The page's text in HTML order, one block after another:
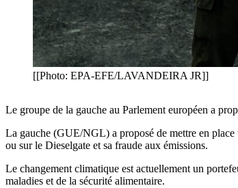
[[Photo: EPA-EFE/LAVANDEIRA JR]]
Le groupe de la gauche au Parlement européen a
La gauche (GUE/NGL) a proposé de mettre en
ou sur le Dieselgate et sa fraude aux émissions.
Le changement climatique est actuellement un
maladies et de la sécurité alimentaire.